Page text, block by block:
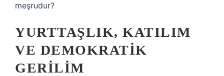
meşrudur?
YURTTAŞLIK, KATILIM
VE DEMOKRATIK
GERILIM